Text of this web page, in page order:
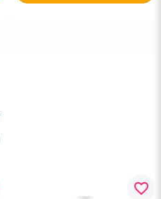
favorite_border